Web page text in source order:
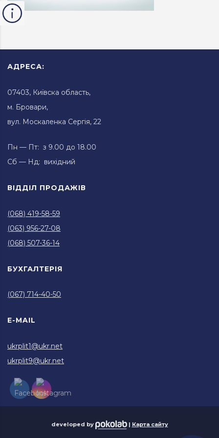
АДРЕСА:
07403, Київска область,
м. Бровари,
вул. Москаленка Сергія, 22
Пн — Пт: з 9.00 до 18.00
Сб — Нд: вихідний
ВІДДІЛ ПРОДАЖІВ
(068) 419-58-59
(063) 956-27-08
(068) 507-36-14
БУХГАЛТЕРІЯ
(067) 714-40-50
E-MAIL
ukrplit1@ukr.net
ukrplit9@ukr.net
developed by | Карта сайту